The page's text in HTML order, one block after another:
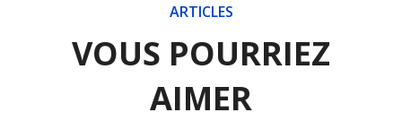
ARTICLES
VOUS POURRIEZ
AIMER